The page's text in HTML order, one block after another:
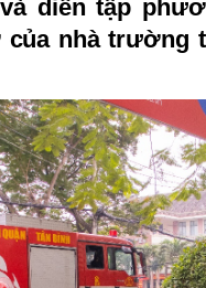
diễn tập
nhà trường